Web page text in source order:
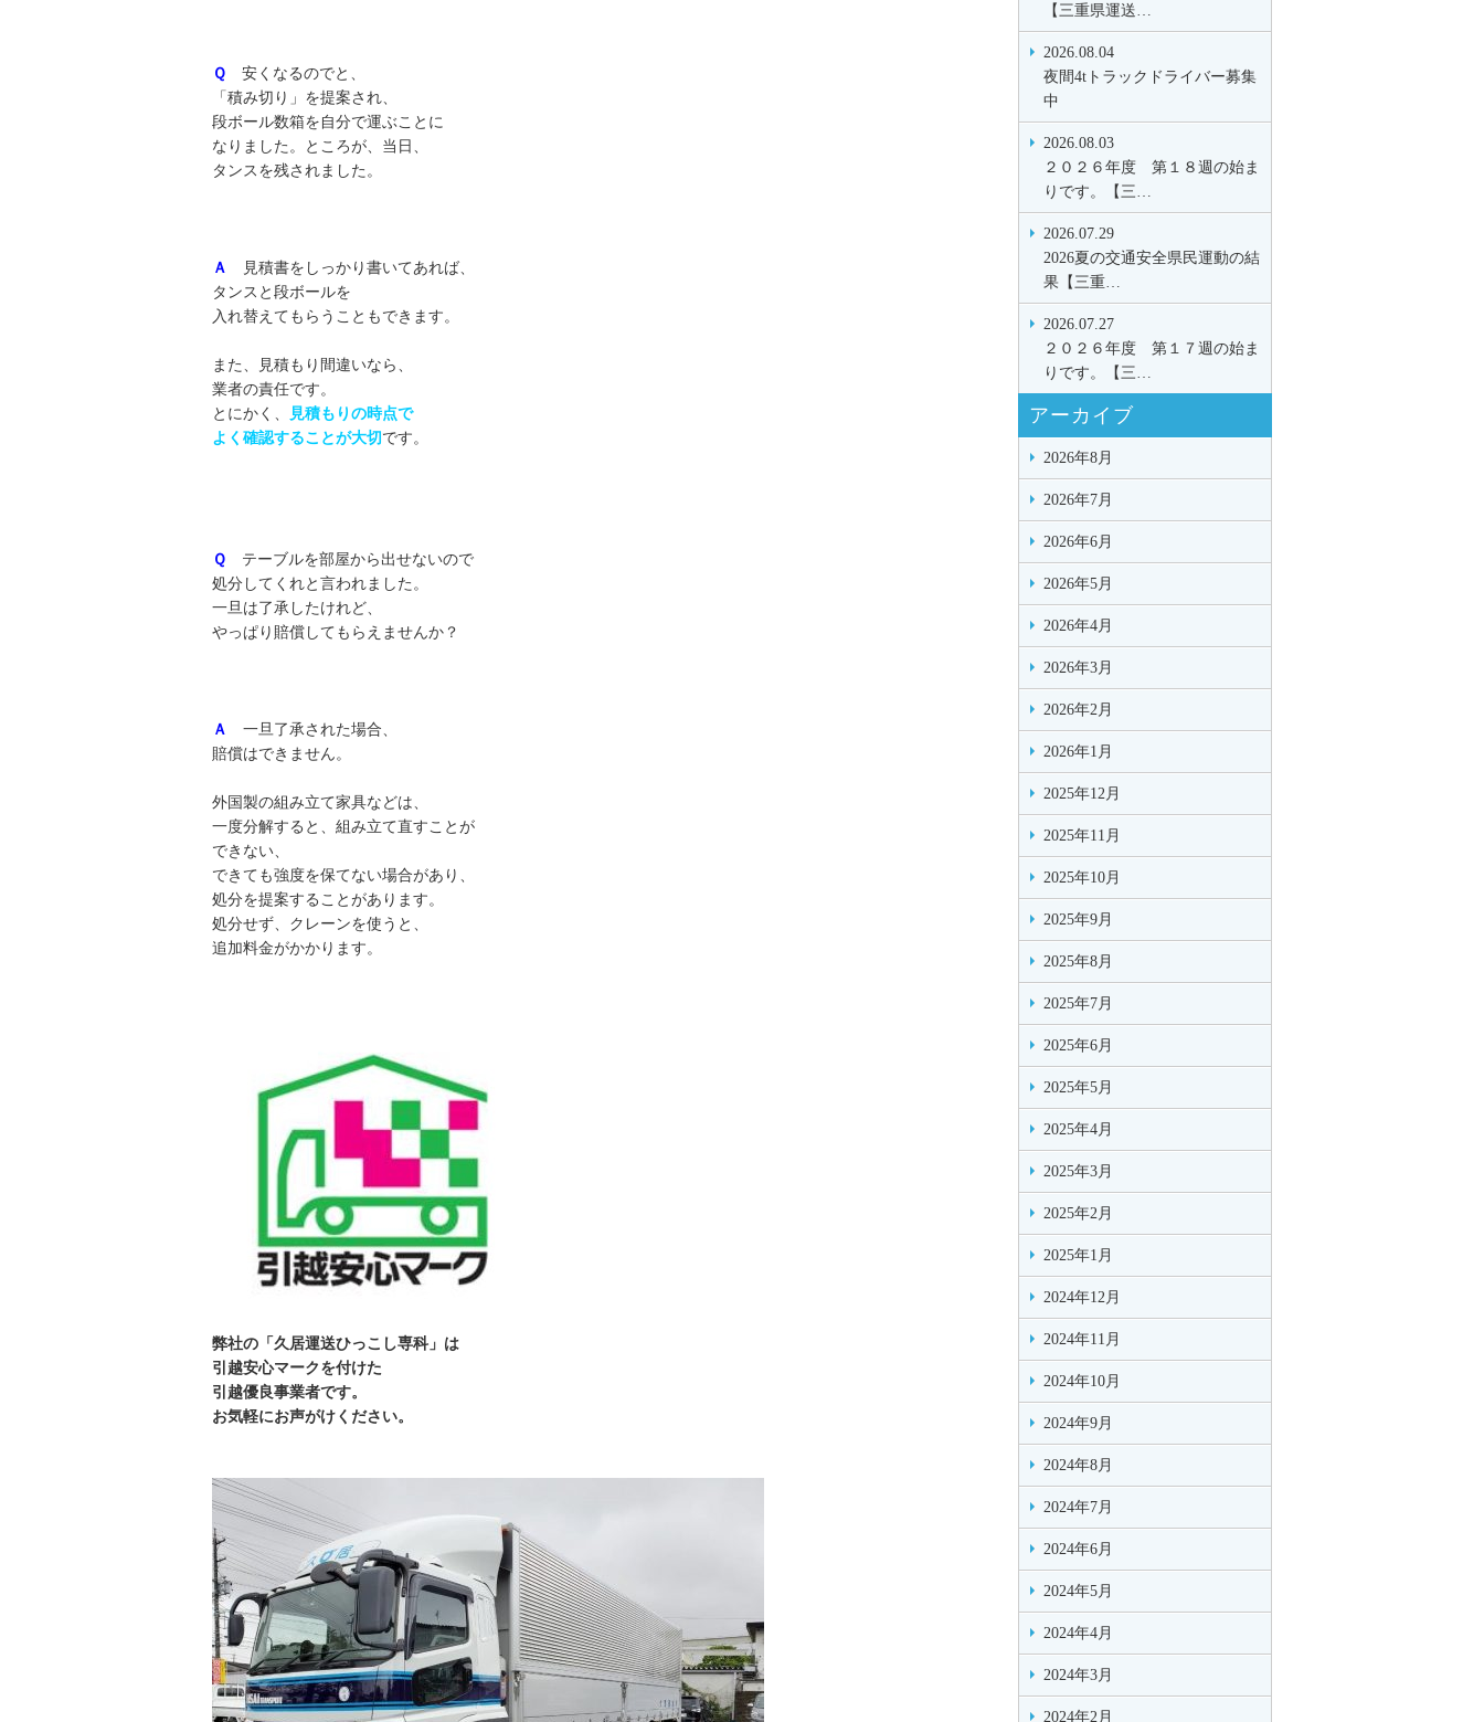
Ｑ 安くなるのでと、
「積み切り」を提案され、
段ボール数箱を自分で運ぶことに
なりました。ところが、当日、
タンスを残されました。
Ａ
見積書をしっかり書いてあれば、
タンスと段ボールを
入れ替えてもらうこともできます。
また、見積もり間違いなら、
業者の責任です。
とにかく、
見積もりの時点で
よく確認することが大切 です。
Ｑ テーブルを部屋から出せないので
処分してくれと言われました。
一旦は了承したけれど、
やっぱり賠償してもらえませんか？
Ａ 一旦了承された場合、
賠償はできません。
外国製の組み立て家具などは、
一度分解すると、組み立て直すことが
できない、
できても強度を保てない場合があり、
処分を提案することがあります。
処分せず、クレーンを使うと、
追加料金がかかります。
弊社の「久居運送ひっこし専科」は
引越安心マークを付けた
引越優良事業者です。
お気軽にお声がけください。
【三重県運送…
2026.08.04
夜間4tトラックドライバー募集
中
2026.08.03
２０２６年度 第１８週の始ま
りです。【三…
2026.07.29
2026夏の交通安全県民運動の結
果【三重…
2026.07.27
２０２６年度 第１７週の始ま
りです。【三…
アーカイブ
2026年8月
2026年7月
2026年6月
2026年5月
2026年4月
2026年3月
2026年2月
2026年1月
2025年12月
2025年11月
2025年10月
2025年9月
2025年8月
2025年7月
2025年6月
2025年5月
2025年4月
2025年3月
2025年2月
2025年1月
2024年12月
2024年11月
2024年10月
2024年9月
2024年8月
2024年7月
2024年6月
2024年5月
2024年4月
2024年3月
2024年2月